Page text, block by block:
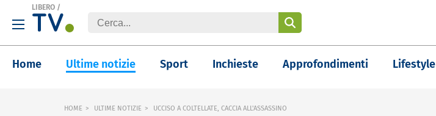
LIBERO /
Home Ultime notizie Sport Inchieste Approfondimenti Lifestyle
HOME ULTIME NOTIZIE UCCISO A COLTELLATE, CACCIA ALL'ASSASSINO